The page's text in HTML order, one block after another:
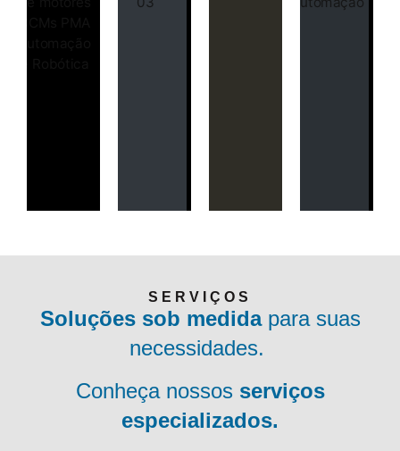
eletrocentros
SERVIÇOS
Soluções sob medidapara suas
necessidades.
Conheça nossos serviços
especializados.